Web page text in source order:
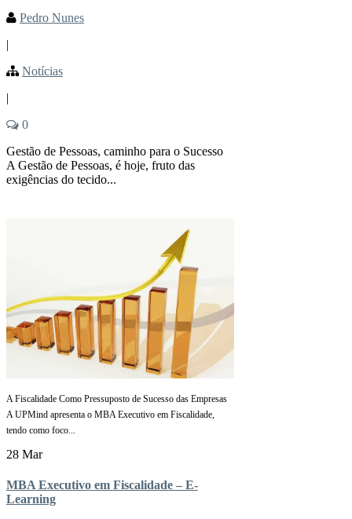
Pedro Nunes
|
Notícias
|
0
Gestão de Pessoas, caminho para o Sucesso
A Gestão de Pessoas, é hoje, fruto das
exigências do tecido...
A Fiscalidade Como Pressuposto de Sucesso das Empresas
A UPMind apresenta o MBA Executivo em Fiscalidade,
tendo como foco...
28 Mar
MBA Executivo em Fiscalidade – E-
Learning